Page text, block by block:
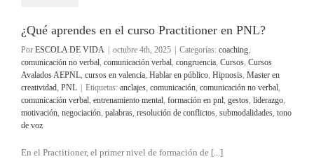
¿Qué aprendes en el curso Practitioner en PNL?
Por ESCOLA DE VIDA octubre 4th, 2025 Categorías: coaching,
comunicación no verbal, comunicación verbal, congruencia, Cursos, Cursos
Avalados AEPNL, cursos en valencia, Hablar en público, Hipnosis, Master en
creatividad, PNL Etiquetas: anclajes, comunicación, comunicación no verbal,
comunicación verbal, entrenamiento mental, formación en pnl, gestos, liderazgo,
motivación, negociación, palabras, resolución de conflictos, submodalidades, tono
de voz
En el Practitioner, el primer nivel de formación de [...]